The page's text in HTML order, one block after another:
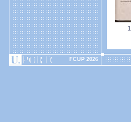
1
FCUP 2026